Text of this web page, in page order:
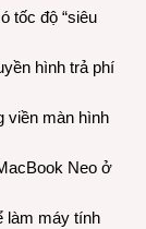
tốc độ “siêu
hình trả phí
viền màn hình
Neo ở
làm máy tính